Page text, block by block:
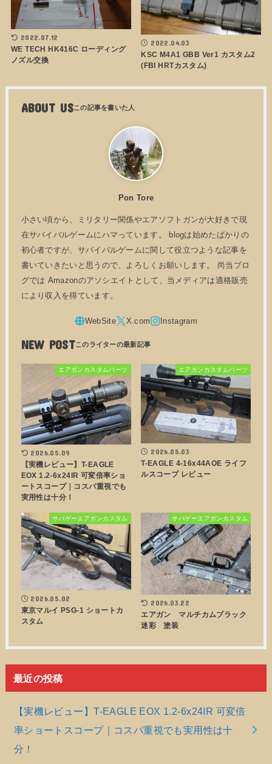
2022.07.12
WE TECH HK416C ローディング
ノズル交換
2022.04.03
KSC M4A1 GBB Ver1 カスタム2
(FBI HRTカスタム)
ABOUT US
Pon Tore
小さい頃から、ミリタリー関係やエアソフトガンが大好きで現
在サバイバルゲームにハマっています。 blogは始めたばかりの
初心者ですが、サバイバルゲームに関して役立つような記事を
書いていきたいと思うので、よろしくお願いします。 尚当ブロ
グでは Amazonのアソシエイトとして、当メディアは適格販売
により収入を得ています。
NEW POST
エアガンカスタムパーツ
2026.05.09
【実機レビュー】T-EAGLE
EOX 1.2-6x24IR 可変倍率ショ
ートスコープ｜コスパ重視でも
実用性は十分！
エアガンカスタムパーツ
2026.05.03
T-EAGLE 4-16x44AOE ライフ
ルスコープ レビュー
サバゲーエアガンカスタム
2026.05.02
東京マルイ PSG-1 ショートカ
スタム
サバゲーエアガンカスタム
2026.03.22
エアガン マルチカムブラック
迷彩 塗装
最近の投稿
【実機レビュー】T-EAGLE EOX 1.2-6x24IR 可変倍
率ショートスコープ｜コスパ重視でも実用性は十
分！